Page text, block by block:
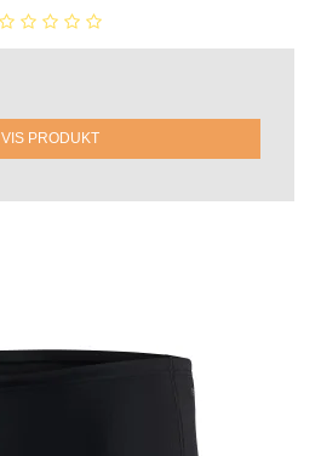
VIS PRODUKT